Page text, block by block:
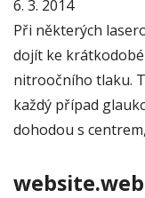
6. 3. 2014
Při některých
dojít ke
nitroočního tlaku.
každý případ
dohodou s